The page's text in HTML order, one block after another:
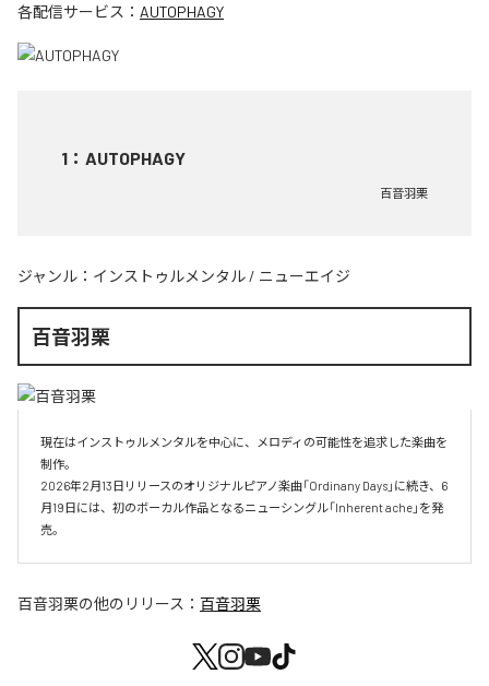
各配信サービス： AUTOPHAGY
1 ： AUTOPHAGY
百音羽栗
ジャンル： インストゥルメンタル / ニューエイジ
百音羽栗
現在はインストゥルメンタルを中心に、メロディの可能性を追求した楽曲を
制作。
2026年2月13日リリースのオリジナルピアノ楽曲「Ordinany Days」に続き、6
月19日には、初のボーカル作品となるニューシングル「Inherent ache」を発
売。
百音羽栗の他のリリース： 百音羽栗